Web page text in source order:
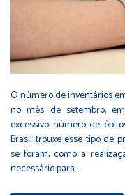
O número de inventários
no mês de setembro,
excessivo número de
Brasil trouxe esse tipo de
se foram, como a
necessário para…